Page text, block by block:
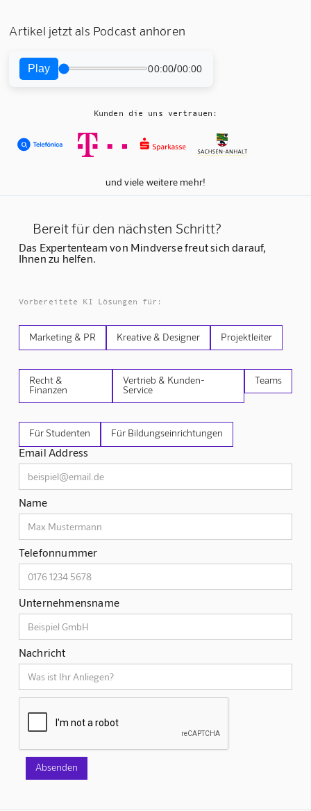
Artikel jetzt als Podcast anhören
Play 00:00/00:00
Kunden die uns vertrauen:
und viele weitere mehr!
Bereit für den nächsten Schritt?
Das Expertenteam von Mindverse freut sich darauf,
Ihnen zu helfen.
Vorbereitete KI Lösungen für:
Marketing & PR Kreative & Designer Projektleiter
Recht &
Finanzen
Vertrieb & Kunden-
Service
Teams
Für Studenten Für Bildungseinrichtungen
Email Address
Name
Telefonnummer
Unternehmensname
Nachricht